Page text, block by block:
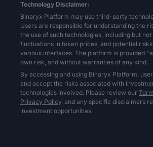
Technology Disclaimer:
Binaryx Platform may use third-party
Users are responsible for understanding the
the use of such technologies, including but
fluctuations in token prices, and potential
various interfaces. The platform is provided
own risk, and without warranties of any kind.
By accessing and using Binaryx Platform,
and accept the risks associated with
technologies involved. Please review our
Privacy Policy, and any specific disclaimers
investment opportunities.